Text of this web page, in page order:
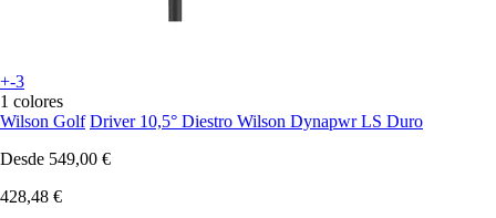
+-3
1 colores
Wilson Golf Driver 10,5° Diestro Wilson Dynapwr LS Duro
Desde 549,00 €
428,48 €